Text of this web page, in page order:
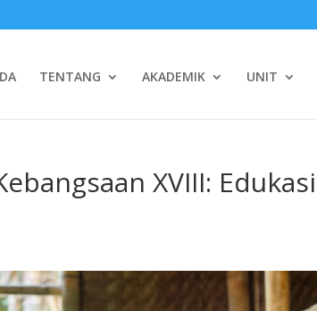
TENTANG AKADEMIK UNIT
XVIII: Edukasi